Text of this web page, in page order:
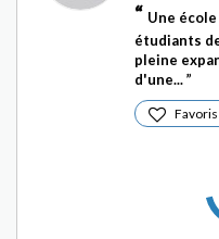
Une
étudiants
pleine
d'une...
Favoris